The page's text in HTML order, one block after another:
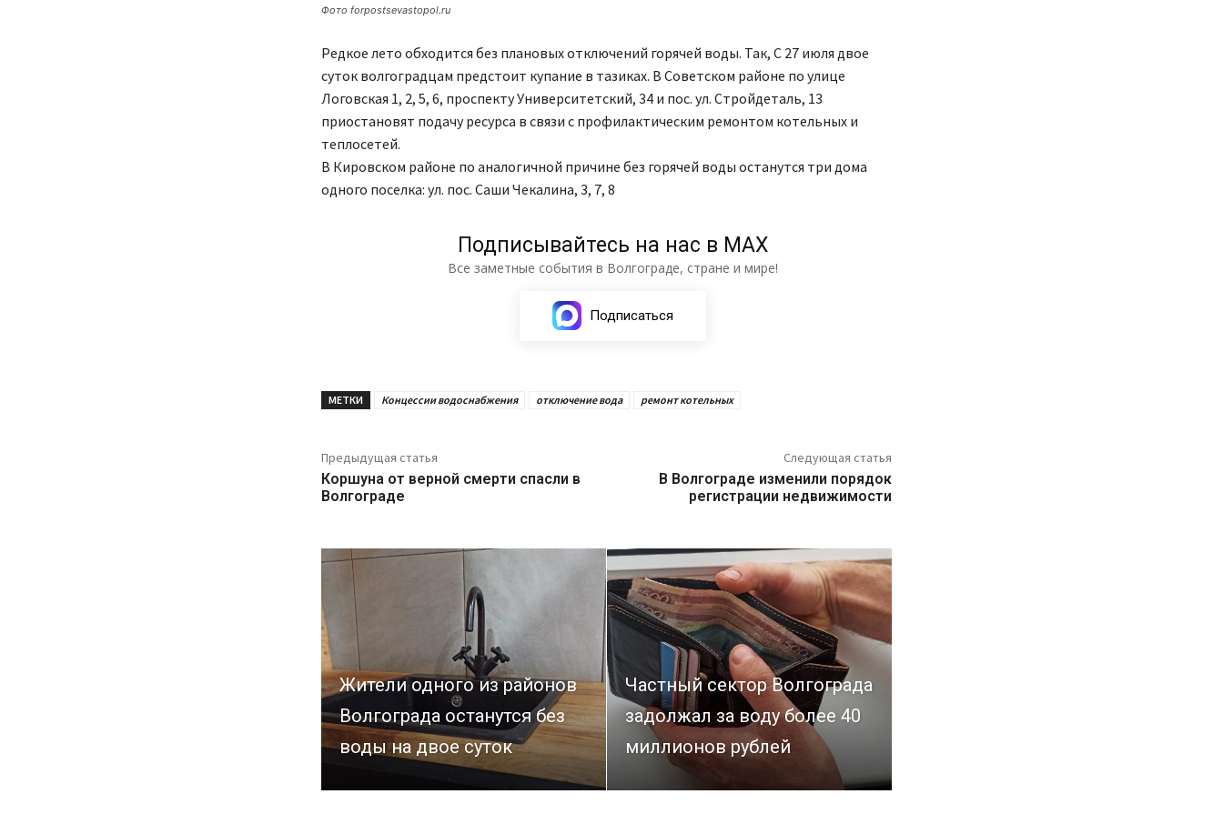
Фото forpostsevastopol.ru
Редкое лето обходится без плановых отключений горячей воды. Так, С 27 июля двое
суток волгоградцам предстоит купание в тазиках. В Советском районе по улице
Логовская 1, 2, 5, 6, проспекту Университетский, 34 и пос. ул. Стройдеталь, 13
приостановят подачу ресурса в связи с профилактическим ремонтом котельных и
теплосетей.
В Кировском районе по аналогичной причине без горячей воды останутся три дома
одного поселка: ул. пос. Саши Чекалина, 3, 7, 8
Подписывайтесь на нас в МАХ
Все заметные события в Волгограде, стране и мире!
Подписаться
МЕТКИ Концессии водоснабжения отключение вода ремонт котельных
Предыдущая статья
Коршуна от верной смерти спасли в
Волгограде
Следующая статья
В Волгограде изменили порядок
регистрации недвижимости
Жители одного из районов
Волгограда останутся без
воды на двое суток
Частный сектор Волгограда
задолжал за воду более 40
миллионов рублей